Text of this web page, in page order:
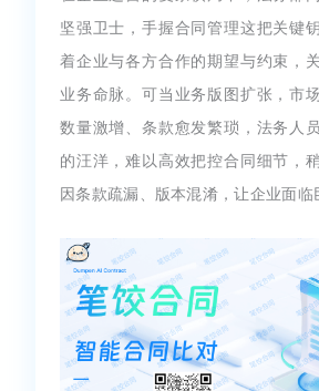
坚强卫士，手握合同管理这把关键
着企业与各方合作的期望与约束，
业务命脉。可当业务版图扩张，市
数量激增、条款愈发繁琐，法务人
的汪洋，难以高效把控合同细节，
因条款疏漏、版本混淆，让企业面临